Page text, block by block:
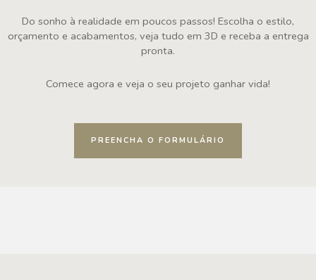
Do sonho à realidade em poucos passos! Escolha o estilo,
orçamento e acabamentos, veja tudo em 3D e receba a entrega
pronta.
Comece agora e veja o seu projeto ganhar vida!
PREENCHA O FORMULÁRIO